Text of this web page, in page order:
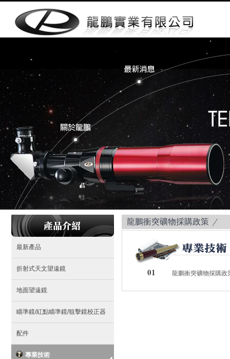
最新產品
折射式天文望遠鏡
地面望遠鏡
瞄準鏡/紅點瞄準鏡/狙擊鏡校正器
配件
專業技術
龍鵬衝突礦物採購政策
01 龍鵬衝突礦物採購政